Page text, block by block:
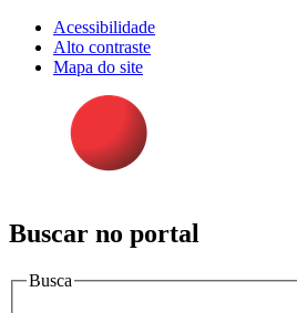
Acessibilidade
Alto contraste
Mapa do site
Buscar no portal
Busca